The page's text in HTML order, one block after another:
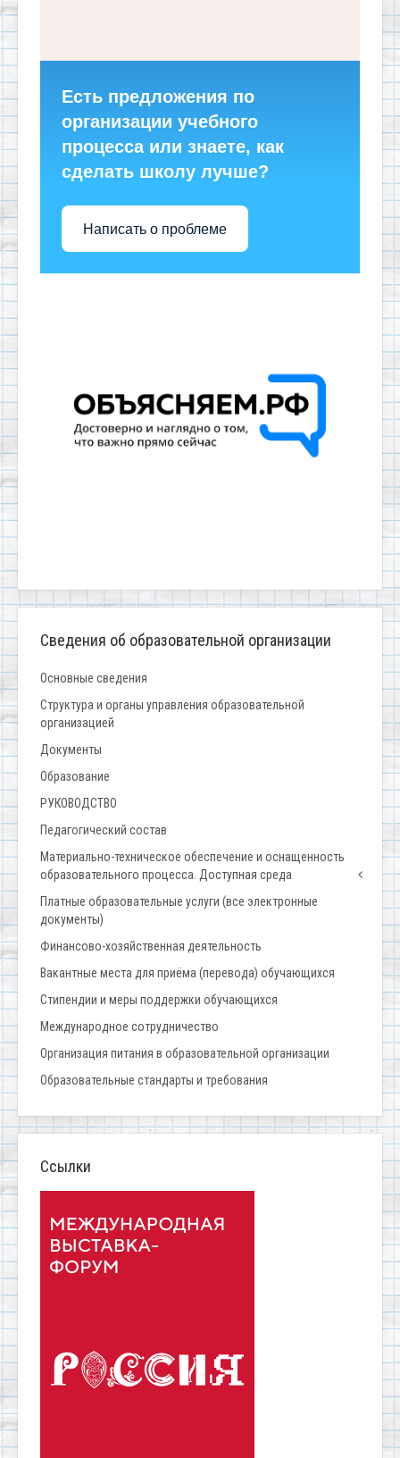
Есть предложения по
организации учебного
процесса или знаете, как
сделать школу лучше?
Написать о проблеме
Сведения об образовательной организации
Основные сведения
Структура и органы управления образовательной
организацией
Документы
Образование
РУКОВОДСТВО
Педагогический состав
Материально-техническое обеспечение и оснащенность
образовательного процесса. Доступная среда
Платные образовательные услуги (все электронные
документы)
Финансово-хозяйственная деятельность
Вакантные места для приёма (перевода) обучающихся
Стипендии и меры поддержки обучающихся
Международное сотрудничество
Организация питания в образовательной организации
Образовательные стандарты и требования
Ссылки